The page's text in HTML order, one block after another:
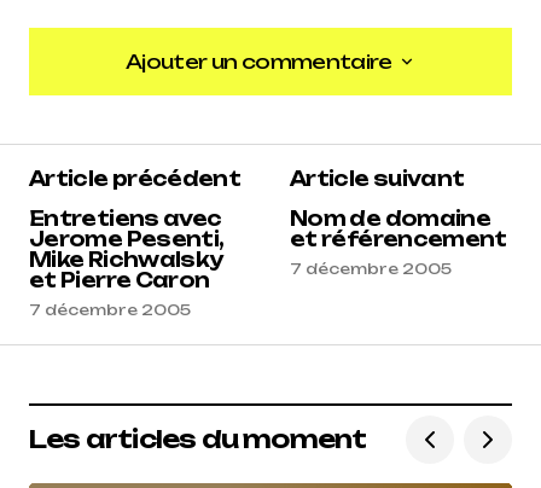
Ajouter un commentaire
Ajouter un commentaire
Article précédent
Entretiens avec
Jerome Pesenti,
Mike Richwalsky
et Pierre Caron
7 décembre 2005
Article suivant
Nom de domaine
et référencement
7 décembre 2005
Les articles du moment